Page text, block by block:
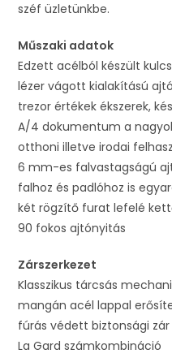
széf üzletünkbe.
Műszaki adatok
Edzett acélból készült
lézer vágott kialakítású
trezor értékek ékszerek,
A/4 dokumentum a
otthoni illetve irodai
6 mm-es falvastagságú
falhoz és padlóhoz is
két rögzítő furat lefelé
90 fokos ajtónyitás
Zárszerkezet
Klasszikus tárcsás
mangán acél lappal
fúrás védett biztonsági zár
La Gard számkombináció